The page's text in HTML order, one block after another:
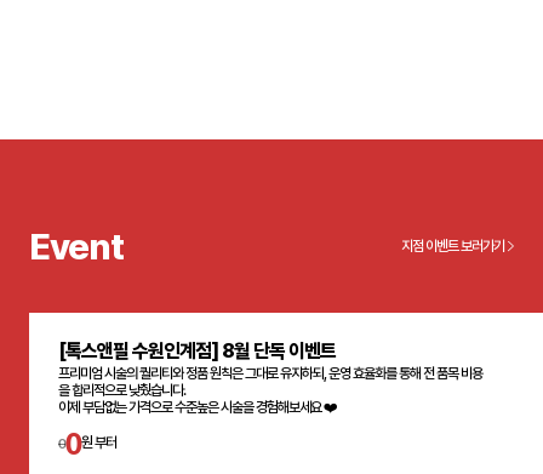
Event 지점 이벤트 보러가기
[톡스앤필 수원인계점] 8월 단독 이벤트
프리미엄 시술의 퀄리티와 정품 원칙은 그대로 유지하되, 운영 효율화를 통해 전 품목 비용
을 합리적으로 낮췄습니다.
이제 부담없는 가격으로 수준높은 시술을 경험해보세요 ❤️
00원 부터